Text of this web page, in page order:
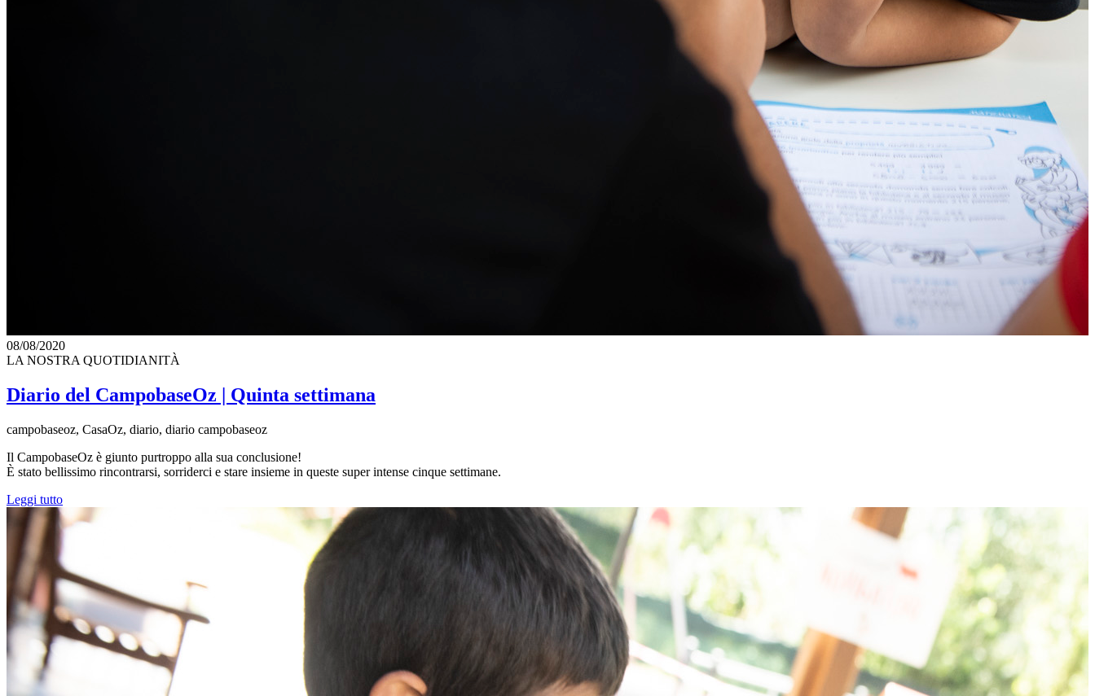
08/08/2020
LA NOSTRA QUOTIDIANITÀ
Diario del CampobaseOz | Quinta settimana
campobaseoz, CasaOz, diario, diario campobaseoz
Il CampobaseOz è giunto purtroppo alla sua conclusione!
È stato bellissimo rincontrarsi, sorriderci e stare insieme in queste super intense cinque settimane.
Leggi tutto